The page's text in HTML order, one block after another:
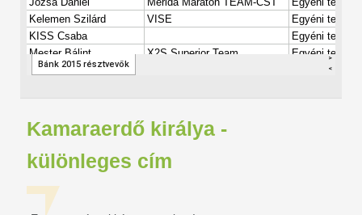
Kamaraerdő királya -
különleges cím